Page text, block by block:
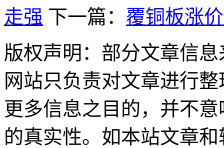
走强 下一篇： 覆铜板涨
版权声明：部分文章信
网站只负责对文章进行
更多信息之目的，并不
的真实性。如本站文章